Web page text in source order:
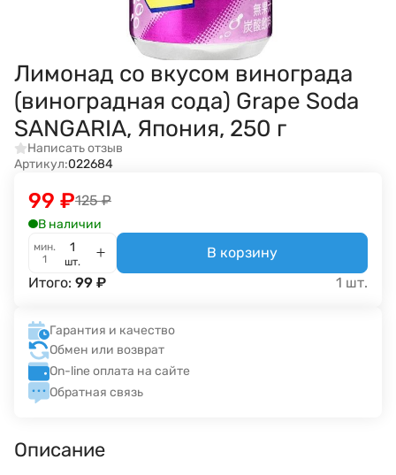
Лимонад со вкусом винограда
(виноградная сода) Grape Soda
SANGARIA, Япония, 250 г
Написать отзыв
Артикул:022684
125 ₽
99 ₽
В наличии
мин.
1
шт.
В корзину
Итого: 99 ₽ 1 шт.
Гарантия и качество
Обмен или возврат
On-line оплата на сайте
Обратная связь
Описание